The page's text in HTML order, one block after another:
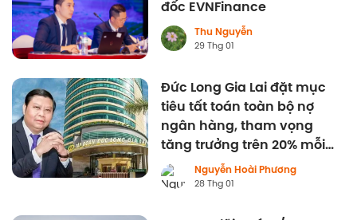
đốc EVNFinance
Thu Nguyễn
29 Thg 01
Đức Long Gia Lai đặt mục
tiêu tất toán toàn bộ nợ
ngân hàng, tham vọng
tăng trưởng trên 20% mỗi
năm
Nguyễn Hoài Phương
28 Thg 01